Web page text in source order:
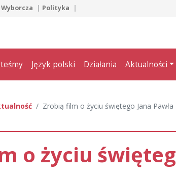
Polityka
Język polski Działania Aktualności
Zrobią film o życiu świętego Jana Pawła
o życiu